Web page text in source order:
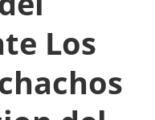
Los